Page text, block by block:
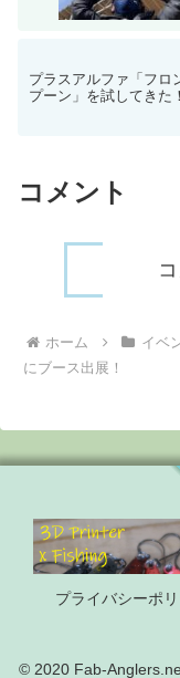
プラスアルファ「フロ
プーン」を試してきた！
コメント
ホーム イベ
にブース出展！
プライバシーポ
© 2020 Fab-